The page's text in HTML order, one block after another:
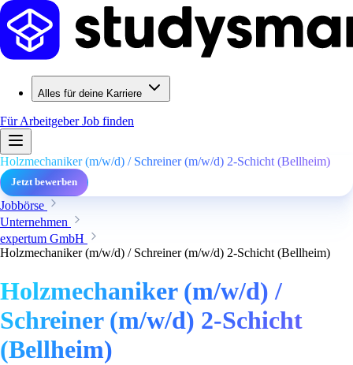
Alles für deine Karriere
Für ArbeitgeberJob finden
Holzmechaniker (m/w/d) / Schreiner (m/w/d) 2-Schicht (Bellheim)
Jetzt bewerben
Jobbörse
Unternehmen
expertum GmbH
Holzmechaniker (m/w/d) / Schreiner (m/w/d) 2-Schicht (Bellheim)
Holzmechaniker (m/w/d) /
Schreiner (m/w/d) 2-Schicht
(Bellheim)